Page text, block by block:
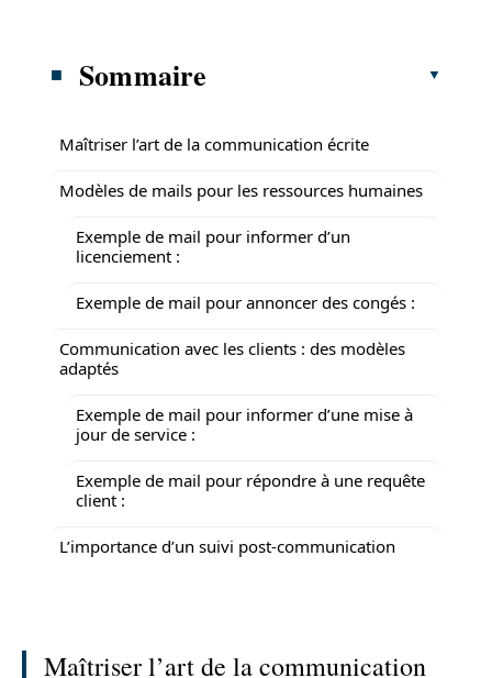
Sommaire
Maîtriser l’art de la communication écrite
Modèles de mails pour les ressources humaines
Exemple de mail pour informer d’un
licenciement :
Exemple de mail pour annoncer des congés :
Communication avec les clients : des modèles
adaptés
Exemple de mail pour informer d’une mise à
jour de service :
Exemple de mail pour répondre à une requête
client :
L’importance d’un suivi post-communication
Maîtriser l’art de la communication